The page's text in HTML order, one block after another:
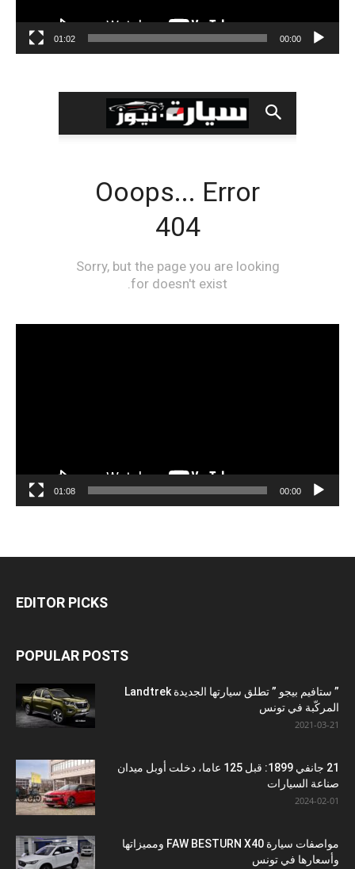
00:00
01:02
00:00
01:08
EDITOR PICKS
POPULAR POSTS
” ستافيم بيجو ” تطلق سيارتها الجديدة Landtrek
المركّبة في تونس
2021-03-21
21 جانفي 1899: قبل 125 عاما، دخلت أوبل ميدان
صناعة السيارات
2024-02-01
مواصفات سيارة FAW BESTURN X40 ومميزاتها
وأسعارها في تونس